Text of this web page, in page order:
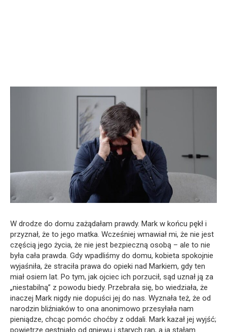
W drodze do domu zażądałam prawdy. Mark w końcu pękł i
przyznał, że to jego matka. Wcześniej wmawiał mi, że nie jest
częścią jego życia, że nie jest bezpieczną osobą – ale to nie
była cała prawda. Gdy wpadliśmy do domu, kobieta spokojnie
wyjaśniła, że straciła prawa do opieki nad Markiem, gdy ten
miał osiem lat. Po tym, jak ojciec ich porzucił, sąd uznał ją za
„niestabilną” z powodu biedy. Przebrała się, bo wiedziała, że
inaczej Mark nigdy nie dopuści jej do nas. Wyznała też, że od
narodzin bliźniaków to ona anonimowo przesyłała nam
pieniądze, chcąc pomóc choćby z oddali. Mark kazał jej wyjść;
powietrze gęstniało od gniewu i starych ran, a ja stałam